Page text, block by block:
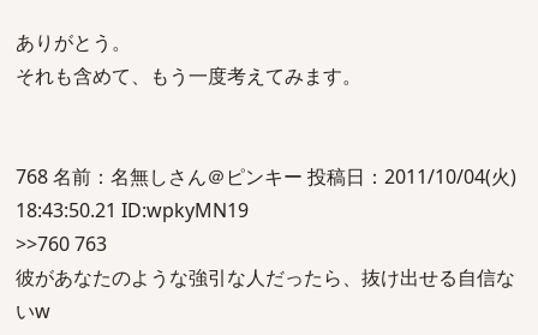
ありがとう。
それも含めて、もう一度考えてみます。
768 名前：名無しさん＠ピンキー 投稿日：2011/10/04(火)
18:43:50.21 ID:wpkyMN19
>>760 763
彼があなたのような強引な人だったら、抜け出せる自信な
いw